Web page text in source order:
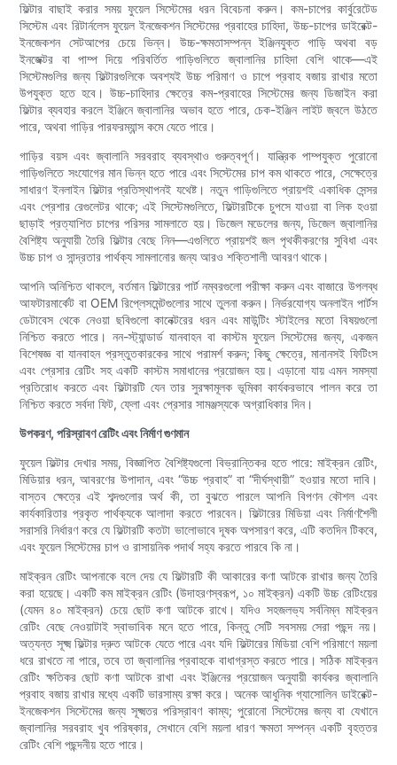
ফিল্টার বাছাই করার সময় ফুয়েল সিস্টেমের ধরন বিবেচনা করুন। কম-চাপের কার্বুরেটেড
সিস্টেম এবং রিটার্নলেস ফুয়েল ইনজেকশন সিস্টেমের প্রবাহের চাহিদা, উচ্চ-চাপের ডাইরেক্ট-
ইনজেকশন সেটআপের চেয়ে ভিন্ন। উচ্চ-ক্ষমতাসম্পন্ন ইঞ্জিনযুক্ত গাড়ি অথবা বড়
ইনজেক্টর বা পাম্প দিয়ে পরিবর্তিত গাড়িগুলিতে জ্বালানির চাহিদা বেশি থাকে—এই
সিস্টেমগুলির জন্য ফিল্টারগুলিকে অবশ্যই উচ্চ পরিমাণ ও চাপে প্রবাহ বজায় রাখার মতো
উপযুক্ত হতে হবে। উচ্চ-চাহিদার ক্ষেত্রে কম-প্রবাহের সিস্টেমের জন্য ডিজাইন করা
ফিল্টার ব্যবহার করলে ইঞ্জিনে জ্বালানির অভাব হতে পারে, চেক-ইঞ্জিন লাইট জ্বলে উঠতে
পারে, অথবা গাড়ির পারফরম্যান্স কমে যেতে পারে।
গাড়ির বয়স এবং জ্বালানি সরবরাহ ব্যবস্থাও গুরুত্বপূর্ণ। যান্ত্রিক পাম্পযুক্ত পুরোনো
গাড়িগুলিতে সংযোগের মান ভিন্ন হতে পারে এবং সিস্টেমের চাপ কম থাকতে পারে, সেক্ষেত্রে
সাধারণ ইনলাইন ফিল্টার প্রতিস্থাপনই যথেষ্ট। নতুন গাড়িগুলিতে প্রায়শই একাধিক সেন্সর
এবং প্রেশার রেগুলেটর থাকে; এই সিস্টেমগুলিতে, ফিল্টারটিকে চুপসে যাওয়া বা লিক হওয়া
ছাড়াই প্রত্যাশিত চাপের পরিসর সামলাতে হয়। ডিজেল মডেলের জন্য, ডিজেল জ্বালানির
বৈশিষ্ট্য অনুযায়ী তৈরি ফিল্টার বেছে নিন—এগুলিতে প্রায়শই জল পৃথকীকরণের সুবিধা এবং
উচ্চ চাপ ও সান্দ্রতার পার্থক্য সামলানোর জন্য আরও শক্তিশালী আবরণ থাকে।
আপনি অনিশ্চিত থাকলে, বর্তমান ফিল্টারের পার্ট নম্বরগুলো পরীক্ষা করুন এবং বাজারে উপলব্ধ
আফটারমার্কেট বা OEM রিপ্লেসমেন্টগুলোর সাথে তুলনা করুন। নির্ভরযোগ্য অনলাইন পার্টস
ডেটাবেস থেকে নেওয়া ছবিগুলো কানেক্টরের ধরন এবং মাউন্টিং স্টাইলের মতো বিষয়গুলো
নিশ্চিত করতে পারে। নন-স্ট্যান্ডার্ড যানবাহন বা কাস্টম ফুয়েল সিস্টেমের জন্য, একজন
বিশেষজ্ঞ বা যানবাহন প্রস্তুতকারকের সাথে পরামর্শ করুন; কিছু ক্ষেত্রে, মানানসই ফিটিংস
এবং প্রেসার রেটিং সহ একটি কাস্টম সমাধানের প্রয়োজন হয়। এড়ানো যায় এমন সমস্যা
প্রতিরোধ করতে এবং ফিল্টারটি যেন তার সুরক্ষামূলক ভূমিকা কার্যকরভাবে পালন করে তা
নিশ্চিত করতে সর্বদা ফিট, ফ্লো এবং প্রেসার সামঞ্জস্যকে অগ্রাধিকার দিন।
উপকরণ, পরিস্রাবণ রেটিং এবং নির্মাণ গুণমান
ফুয়েল ফিল্টার দেখার সময়, বিজ্ঞাপিত বৈশিষ্ট্যগুলো বিভ্রান্তিকর হতে পারে: মাইক্রন রেটিং,
মিডিয়ার ধরন, আবরণের উপাদান, এবং “উচ্চ প্রবাহ” বা “দীর্ঘস্থায়ী” হওয়ার মতো দাবি।
বাস্তব ক্ষেত্রে এই শব্দগুলোর অর্থ কী, তা বুঝতে পারলে আপনি বিপণন কৌশল এবং
কার্যকারিতার প্রকৃত পার্থক্যকে আলাদা করতে পারবেন। ফিল্টারের মিডিয়া এবং নির্মাণশৈলী
সরাসরি নির্ধারণ করে যে ফিল্টারটি কতটা ভালোভাবে দূষক অপসারণ করে, এটি কতদিন টিকবে,
এবং ফুয়েল সিস্টেমের চাপ ও রাসায়নিক পদার্থ সহ্য করতে পারবে কি না।
মাইক্রন রেটিং আপনাকে বলে দেয় যে ফিল্টারটি কী আকারের কণা আটকে রাখার জন্য তৈরি
করা হয়েছে। একটি কম মাইক্রন রেটিং (উদাহরণস্বরূপ, ১০ মাইক্রন) একটি উচ্চ রেটিংয়ের
(যেমন ৪০ মাইক্রন) চেয়ে ছোট কণা আটকে রাখে। যদিও সহজলভ্য সর্বনিম্ন মাইক্রন
রেটিং বেছে নেওয়াটাই স্বাভাবিক মনে হতে পারে, কিন্তু সেটি সবসময় সেরা পছন্দ নয়।
অত্যন্ত সূক্ষ্ম ফিল্টার দ্রুত আটকে যেতে পারে এবং যদি ফিল্টারের মিডিয়া বেশি পরিমাণে ময়লা
ধরে রাখতে না পারে, তবে তা জ্বালানির প্রবাহকে বাধাগ্রস্ত করতে পারে। সঠিক মাইক্রন
রেটিং ক্ষতিকর ছোট কণা আটকে রাখা এবং ইঞ্জিনের প্রয়োজন অনুযায়ী কার্যকর জ্বালানি
প্রবাহ বজায় রাখার মধ্যে একটি ভারসাম্য রক্ষা করে। অনেক আধুনিক গ্যাসোলিন ডাইরেক্ট-
ইনজেকশন সিস্টেমের জন্য সূক্ষ্মতর পরিস্রাবণ কাম্য; পুরোনো সিস্টেমের জন্য বা যেখানে
জ্বালানির সরবরাহ খুব পরিষ্কার, সেখানে বেশি ময়লা ধারণ ক্ষমতা সম্পন্ন একটি বৃহত্তর
রেটিং বেশি পছন্দনীয় হতে পারে।